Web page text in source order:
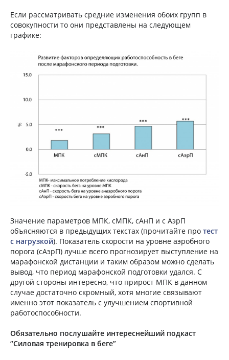
Если рассматривать средние изменения обоих групп в
совокупности то они представлены на следующем
графике:
Значение параметров МПК, сМПК, сАнП и с АэрП
объясняются в предыдущих текстах (прочитайте про тест
с нагрузкой). Показатель скорости на уровне аэробного
порога (сАэрП) лучше всего прогнозирует выступление на
марафонской дистанции и таким образом можно сделать
вывод, что период марафонской подготовки удался. С
другой стороны интересно, что прирост МПК в данном
случае достаточно скромный, хотя многие связывают
именно этот показатель с улучшением спортивной
работоспособности.
Обязательно послушайте интереснейший подкаст
“Силовая тренировка в беге”